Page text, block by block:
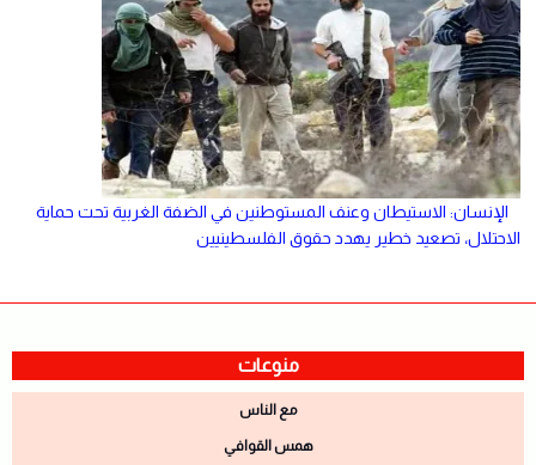
الإنسان: الاستيطان وعنف المستوطنين في الضفة الغربية تحت حماية
الاحتلال، تصعيد خطير يهدد حقوق الفلسطينيين
منوعات
مع الناس
همس القوافي